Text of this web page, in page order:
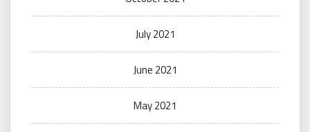
July 2021
June 2021
May 2021